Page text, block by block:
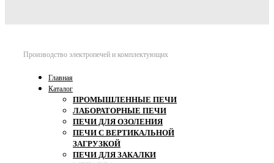
Производство электропечей и комплектующих
Главная
Каталог
ПРОМЫШЛЕННЫЕ ПЕЧИ
ЛАБОРАТОРНЫЕ ПЕЧИ
ПЕЧИ ДЛЯ ОЗОЛЕНИЯ
ПЕЧИ С ВЕРТИКАЛЬНОЙ
ЗАГРУЗКОЙ
ПЕЧИ ДЛЯ ЗАКАЛКИ